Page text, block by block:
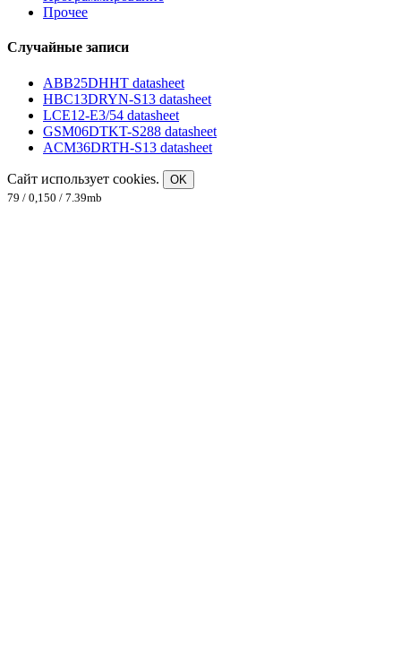
Прочее
Случайные записи
ABB25DHHT datasheet
HBC13DRYN-S13 datasheet
LCE12-E3/54 datasheet
GSM06DTKT-S288 datasheet
ACM36DRTH-S13 datasheet
Сайт использует cookies.
OK
79 / 0,150 / 7.39mb